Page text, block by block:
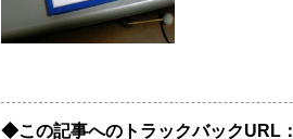
◆この記事へのトラックバックURL：